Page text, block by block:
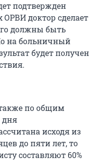
подтвержден
доктор сделает
должны быть
на больничный
будет получен
по общим
дня
исходя из
до пяти лет, то
составляют 60%